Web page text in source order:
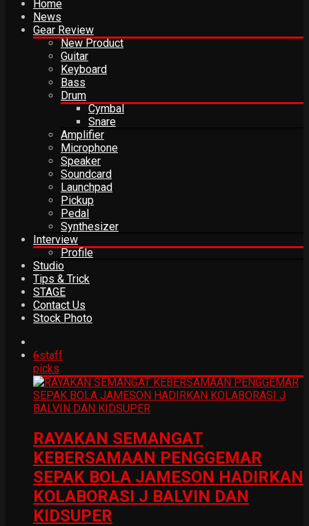
Home
News
Gear Review
New Product
Guitar
Keyboard
Bass
Drum
Cymbal
Snare
Amplifier
Microphone
Speaker
Soundcard
Launchpad
Pickup
Pedal
Synthesizer
Interview
Profile
Studio
Tips & Trick
STAGE
Contact Us
Stock Photo
6staff
picks
RAYAKAN SEMANGAT
KEBERSAMAAN PENGGEMAR
SEPAK BOLA JAMESON HADIRKAN
KOLABORASI J BALVIN DAN
KIDSUPER